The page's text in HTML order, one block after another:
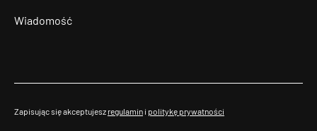
Zapisując się akceptujesz regulamin i politykę prywatności